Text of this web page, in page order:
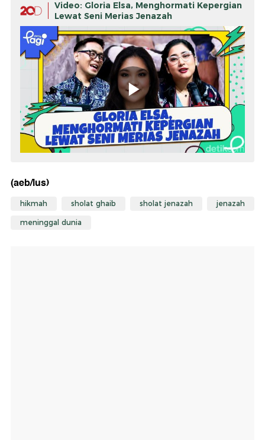
Video: Gloria Elsa, Menghormati Kepergian
Lewat Seni Merias Jenazah
(aeb/lus)
hikmah sholat ghaib sholat jenazah jenazah
meninggal dunia